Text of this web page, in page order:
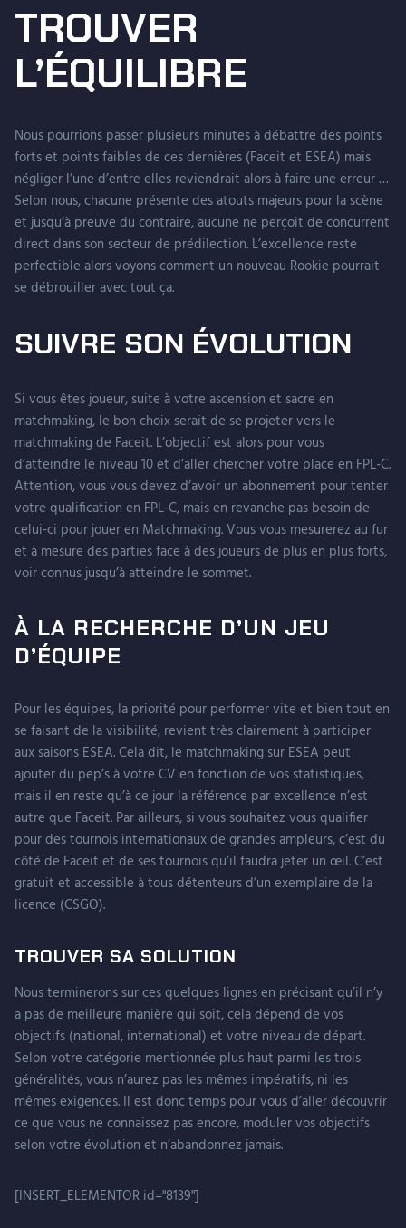
TROUVER
L’ÉQUILIBRE
Nous pourrions passer plusieurs minutes à débattre des points
forts et points faibles de ces dernières (Faceit et ESEA) mais
négliger l’une d’entre elles reviendrait alors à faire une erreur …
Selon nous, chacune présente des atouts majeurs pour la scène
et jusqu’à preuve du contraire, aucune ne perçoit de concurrent
direct dans son secteur de prédilection. L’excellence reste
perfectible alors voyons comment un nouveau Rookie pourrait
se débrouiller avec tout ça.
SUIVRE SON ÉVOLUTION
Si vous êtes joueur, suite à votre ascension et sacre en
matchmaking, le bon choix serait de se projeter vers le
matchmaking de Faceit. L’objectif est alors pour vous
d’atteindre le niveau 10 et d’aller chercher votre place en FPL-C.
Attention, vous vous devez d’avoir un abonnement pour tenter
votre qualification en FPL-C, mais en revanche pas besoin de
celui-ci pour jouer en Matchmaking. Vous vous mesurerez au fur
et à mesure des parties face à des joueurs de plus en plus forts,
voir connus jusqu’à atteindre le sommet.
À LA RECHERCHE D’UN JEU
D’ÉQUIPE
Pour les équipes, la priorité pour performer vite et bien tout en
se faisant de la visibilité, revient très clairement à participer
aux saisons ESEA. Cela dit, le matchmaking sur ESEA peut
ajouter du pep’s à votre CV en fonction de vos statistiques,
mais il en reste qu’à ce jour la référence par excellence n’est
autre que Faceit. Par ailleurs, si vous souhaitez vous qualifier
pour des tournois internationaux de grandes ampleurs, c’est du
côté de Faceit et de ses tournois qu’il faudra jeter un œil. C’est
gratuit et accessible à tous détenteurs d’un exemplaire de la
licence (CSGO).
TROUVER SA SOLUTION
Nous terminerons sur ces quelques lignes en précisant qu’il n’y
a pas de meilleure manière qui soit, cela dépend de vos
objectifs (national, international) et votre niveau de départ.
Selon votre catégorie mentionnée plus haut parmi les trois
généralités, vous n’aurez pas les mêmes impératifs, ni les
mêmes exigences. Il est donc temps pour vous d’aller découvrir
ce que vous ne connaissez pas encore, moduler vos objectifs
selon votre évolution et n’abandonnez jamais.
[INSERT_ELEMENTOR id="8139"]